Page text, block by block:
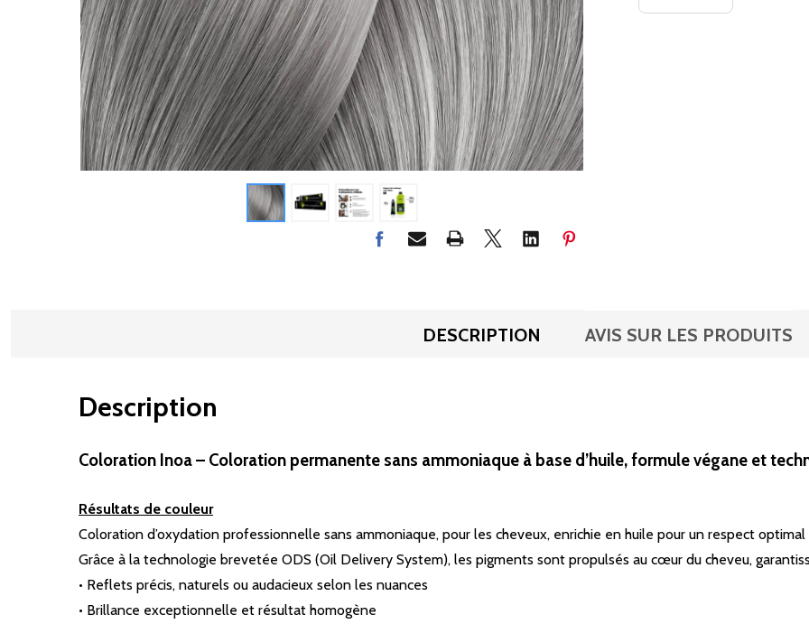
DESCRIPTION AVIS SUR LES PRODUITS
Description
Coloration Inoa – Coloration permanente sans ammoniaque à base d’huile, formule végane et
Résultats de couleur
Coloration d’oxydation professionnelle sans ammoniaque, pour les cheveux, enrichie en huile pour un respect
Grâce à la technologie brevetée ODS (Oil Delivery System), les pigments sont propulsés au cœur du cheveu,
• Reflets précis, naturels ou audacieux selon les nuances
• Brillance exceptionnelle et résultat homogène